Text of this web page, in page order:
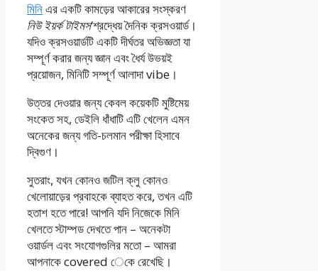
মিনিএর একটি কামড়ের আকারের সংস্করণ
নিউ ইয়র্ক টাইমস‘শ্রদ্ধেয় দৈনিক ক্রসওয়ার্ড।
যদিও ক্রসওয়ার্ডটি একটি দীর্ঘতর অভিজ্ঞতা যা
সম্পূর্ণ করার জন্য জ্ঞান এবং ধৈর্য উভয়ই
প্রয়োজন, মিনিটি সম্পূর্ণ আলাদা vibe।
উত্তর দেওয়ার জন্য কেবল কয়েকটি মুষ্টিমেয়
সংকেত সহ, ডেইলি ধাঁধাটি এটি খেলেন এমন
অনেকের জন্য গতি-চলমান পরীক্ষা হিসাবে
দ্বিগুণ।
সুতরাং, যখন কোনও জটিল ক্লু কোনও
খেলোয়াড়ের প্রবাহকে ব্যাহত করে, তখন এটি
হতাশ হতে পারে! আপনি যদি নিজেকে মিনি
খেলতে স্টাম্পড দেখতে পান – অনেকটা
ওয়ার্ডল এবং সংযোগগুলির মতো – আমরা
আপনাকে covered েকে রেখেছি।